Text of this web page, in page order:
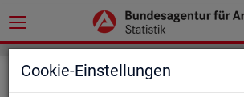
Cookie-Einstellungen
Seite emp­feh­len